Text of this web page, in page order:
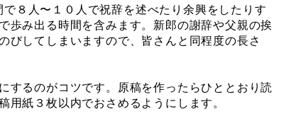
８人〜１０人で祝辞を述べたり余興をしたりす
歩み出る時間を含みます。新郎の謝辞や父親の挨
びしてしまいますので、皆さんと同程度の長さ
るのがコツです。原稿を作ったらひととおり読
紙３枚以内でおさめるようにします。